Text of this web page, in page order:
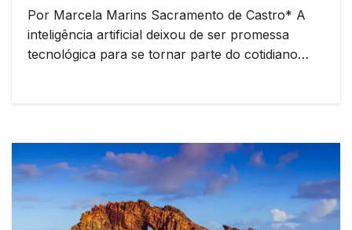
Por Marcela Marins Sacramento de Castro* A
inteligência artificial deixou de ser promessa
tecnológica para se tornar parte do cotidiano…